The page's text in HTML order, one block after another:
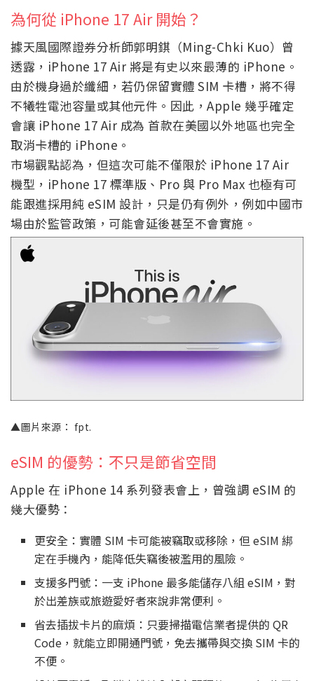
為何從 iPhone 17 Air 開始？
據天風國際證券分析師郭明錤（Ming-Chki Kuo）曾
透露，iPhone 17 Air 將是有史以來最薄的 iPhone。
由於機身過於纖細，若仍保留實體 SIM 卡槽，將不得
不犧牲電池容量或其他元件。因此，Apple 幾乎確定
會讓 iPhone 17 Air 成為 首款在美國以外地區也完全
取消卡槽的 iPhone。
市場觀點認為，但這次可能不僅限於 iPhone 17 Air
機型，iPhone 17 標準版、Pro 與 Pro Max 也極有可
能跟進採用純 eSIM 設計，只是仍有例外，例如中國市
場由於監管政策，可能會延後甚至不會實施。
▲圖片來源： fpt.
eSIM 的優勢：不只是節省空間
Apple 在 iPhone 14 系列發表會上，曾強調 eSIM 的
幾大優勢：
更安全：實體 SIM 卡可能被竊取或移除，但 eSIM 綁
定在手機內，能降低失竊後被濫用的風險。
支援多門號：一支 iPhone 最多能儲存八組 eSIM，對
於出差族或旅遊愛好者來說非常便利。
省去插拔卡片的麻煩：只要掃描電信業者提供的 QR
Code，就能立即開通門號，免去攜帶與交換 SIM 卡的
不便。